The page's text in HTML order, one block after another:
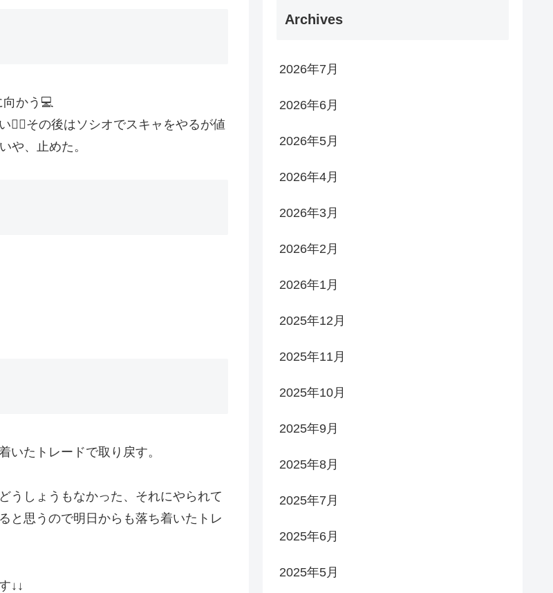
かう💻
その後はソシオでスキャをやるが値
や、止めた。
いたトレードで取り戻す。
うしょうもなかった、それにやられて
と思うので明日からも落ち着いたトレ
↓↓
Archives
2026年7月
2026年6月
2026年5月
2026年4月
2026年3月
2026年2月
2026年1月
2025年12月
2025年11月
2025年10月
2025年9月
2025年8月
2025年7月
2025年6月
2025年5月